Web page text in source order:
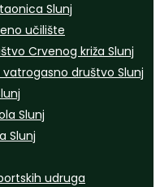
Slunj
učilište
Crvenog križa Slunj
društvo Slunj
Slunj
Slunj
udruga